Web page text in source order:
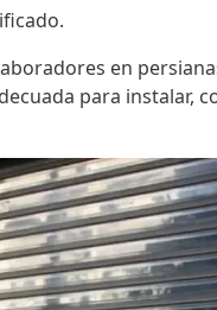
en
para instalar,